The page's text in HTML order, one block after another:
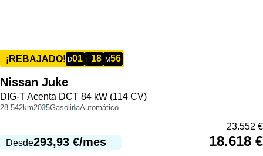
¡REBAJADO! D01 H18 M56
Nissan Juke
DIG-T Acenta DCT 84 kW (114 CV)
28.542km2025GasolinaAutomático
Desde293,93 €/mes
23.552€
18.618 €